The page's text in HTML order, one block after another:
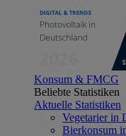
Konsum & FMCG
Beliebte Statistiken
Aktuelle Statistiken
Vegetarier in
Bierkonsum